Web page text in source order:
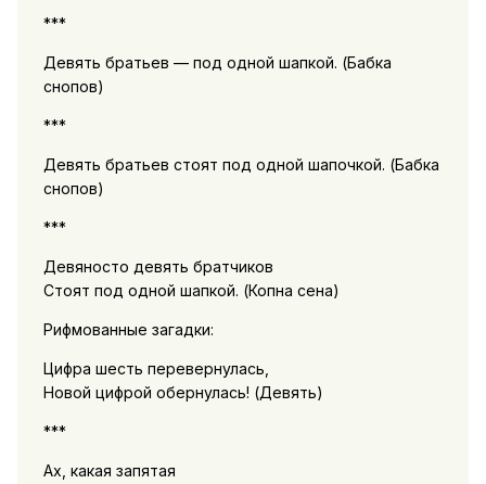
***
Девять братьев — под одной шапкой. (Бабка
снопов)
***
Девять братьев стоят под одной шапочкой. (Бабка
снопов)
***
Девяносто девять братчиков
Стоят под одной шапкой. (Копна сена)
Рифмованные загадки:
Цифра шесть перевернулась,
Новой цифрой обернулась! (Девять)
***
Ах, какая запятая